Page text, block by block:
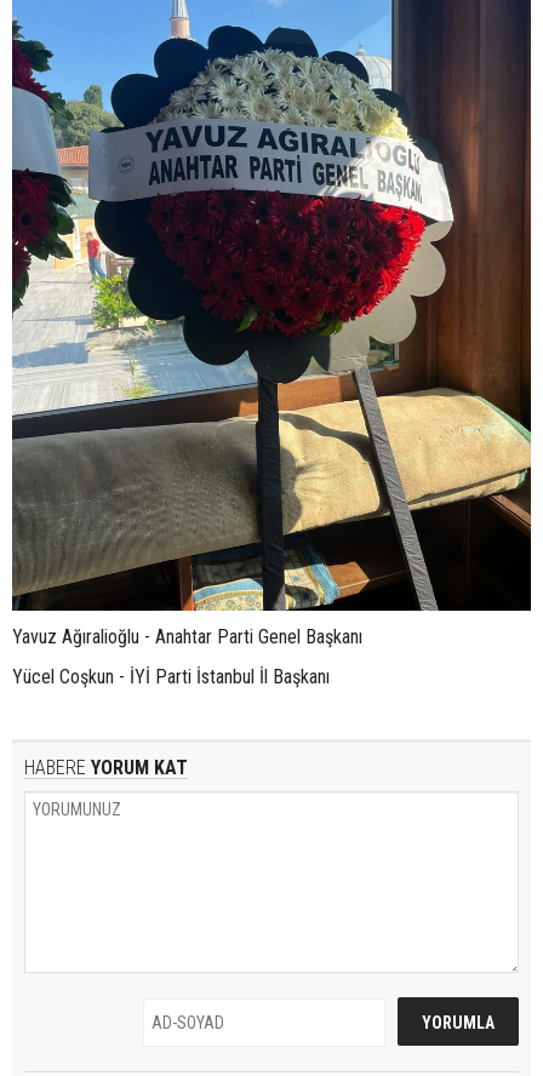
Yavuz Ağıralioğlu - Anahtar Parti Genel Başkanı
Yücel Coşkun - İYİ Parti İstanbul İl Başkanı
HABERE YORUM KAT